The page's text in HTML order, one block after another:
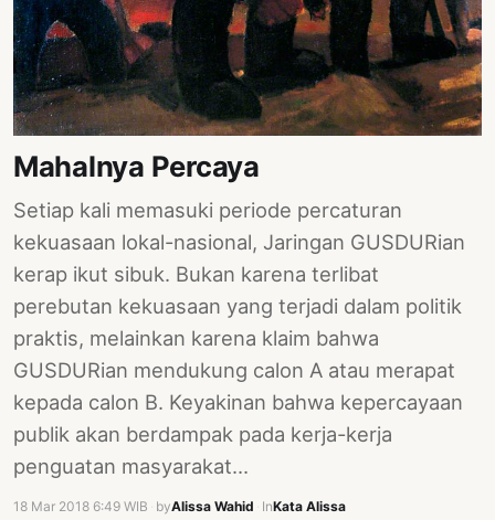
Mahalnya Percaya
Setiap kali memasuki periode percaturan
kekuasaan lokal-nasional, Jaringan GUSDURian
kerap ikut sibuk. Bukan karena terlibat
perebutan kekuasaan yang terjadi dalam politik
praktis, melainkan karena klaim bahwa
GUSDURian mendukung calon A atau merapat
kepada calon B. Keyakinan bahwa kepercayaan
publik akan berdampak pada kerja-kerja
penguatan masyarakat…
18 Mar 2018 6:49 WIB byAlissa Wahid InKata Alissa